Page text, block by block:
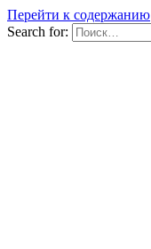
Перейти к содержанию
Search for: